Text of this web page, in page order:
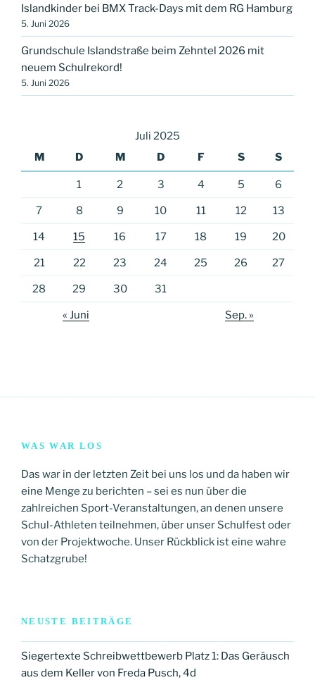
Islandkinder bei BMX Track-Days mit dem RG Hamburg
5. Juni 2026
Grundschule Islandstraße beim Zehntel 2026 mit
neuem Schulrekord!
5. Juni 2026
Juli 2025
M
D M D F S S
1 2 3 4 5 6
7 8 9 10 11 12 13
14 15 16 17 18 19 20
21 22 23 24 25 26 27
28 29 30 31
« Juni Sep. »
WAS WAR LOS
Das war in der letzten Zeit bei uns los und da haben wir
eine Menge zu berichten – sei es nun über die
zahlreichen Sport-Veranstaltungen, an denen unsere
Schul-Athleten teilnehmen, über unser Schulfest oder
von der Projektwoche. Unser Rückblick ist eine wahre
Schatzgrube!
NEUSTE BEITRÄGE
Siegertexte Schreibwettbewerb Platz 1: Das Geräusch
aus dem Keller von Freda Pusch, 4d